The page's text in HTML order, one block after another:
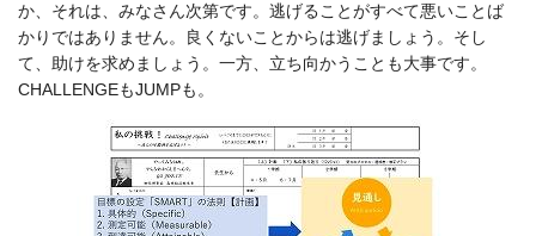
か、それは、みなさん次第です。逃げることがすべて悪いことば
かりではありません。良くないことからは逃げましょう。そし
て、助けを求めましょう。一方、立ち向かうことも大事です。
CHALLENGEもJUMPも。